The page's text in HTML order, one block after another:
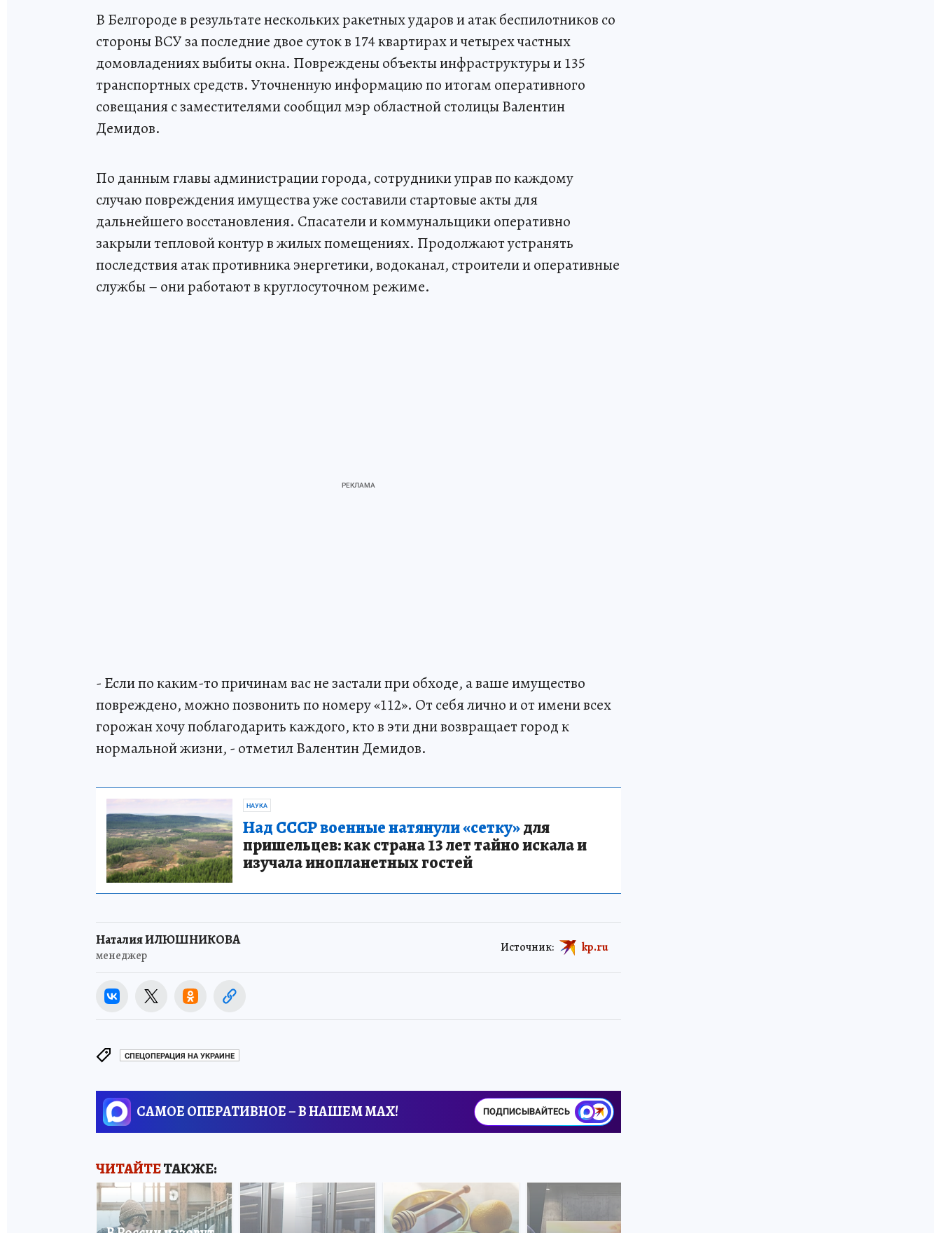
В Белгороде в результате нескольких ракетных ударов и атак беспилотников со
стороны ВСУ за последние двое суток в 174 квартирах и четырех частных
домовладениях выбиты окна. Повреждены объекты инфраструктуры и 135
транспортных средств. Уточненную информацию по итогам оперативного
совещания с заместителями сообщил мэр областной столицы Валентин
Демидов.
По данным главы администрации города, сотрудники управ по каждому
случаю повреждения имущества уже составили стартовые акты для
дальнейшего восстановления. Спасатели и коммунальщики оперативно
закрыли тепловой контур в жилых помещениях. Продолжают устранять
последствия атак противника энергетики, водоканал, строители и оперативные
службы – они работают в круглосуточном режиме.
- Если по каким-то причинам вас не застали при обходе, а ваше имущество
повреждено, можно позвонить по номеру «112». От себя лично и от имени всех
горожан хочу поблагодарить каждого, кто в эти дни возвращает город к
нормальной жизни, - отметил Валентин Демидов.
НАУКА
Над СССР военные натянули «сетку»для
пришельцев: как страна 13 лет тайно искала и
изучала инопланетных гостей
Наталия ИЛЮШНИКОВА
менеджер
Источник: kp.ru
СПЕЦОПЕРАЦИЯ НА УКРАИНЕ
САМОЕ ОПЕРАТИВНОЕ – В НАШЕМ MAX! ПОДПИСЫВАЙТЕСЬ
ЧИТАЙТЕТАКЖЕ: